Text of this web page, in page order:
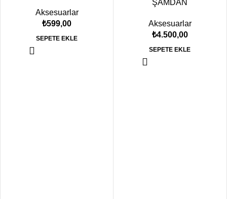
Aksesuarlar
₺599,00
SEPETE EKLE
ŞAMDAN
Aksesuarlar
₺4.500,00
SEPETE EKLE